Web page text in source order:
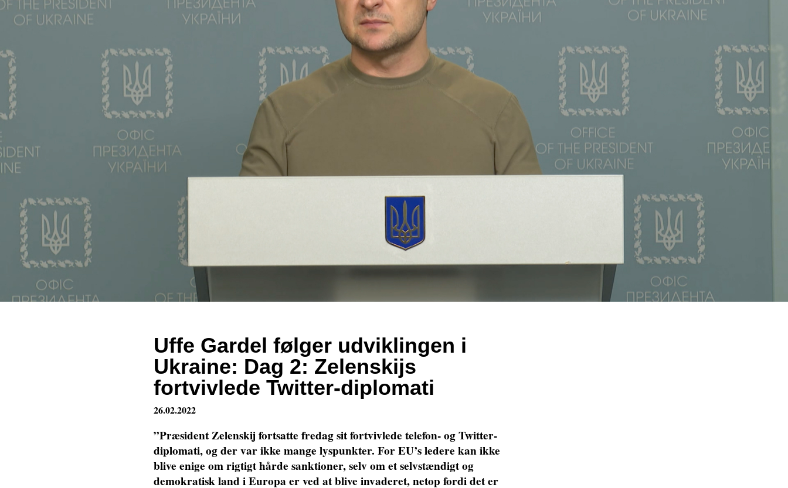
Uffe Gardel følger udviklingen i
Ukraine: Dag 2: Zelenskijs
fortvivlede Twitter-diplomati
26.02.2022
”Præsident Zelenskij fortsatte fredag sit fortvivlede telefon- og Twitter-
diplomati, og der var ikke mange lyspunkter. For EU’s ledere kan ikke
blive enige om rigtigt hårde sanktioner, selv om et selvstændigt og
demokratisk land i Europa er ved at blive invaderet, netop fordi det er